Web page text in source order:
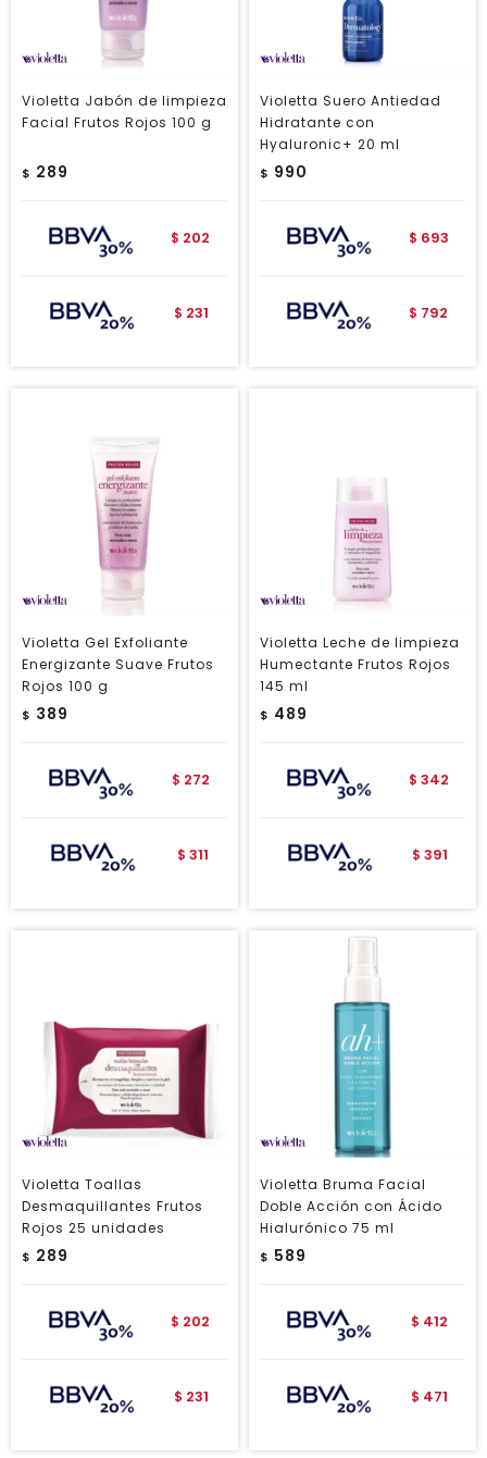
Violetta Jabón de limpieza
Facial Frutos Rojos 100 g
$ 289
$ 202
$ 231
Violetta Suero Antiedad
Hidratante con
Hyaluronic+ 20 ml
$ 990
$ 693
$ 792
Violetta Gel Exfoliante
Energizante Suave Frutos
Rojos 100 g
$ 389
$ 272
$ 311
Violetta Leche de limpieza
Humectante Frutos Rojos
145 ml
$ 489
$ 342
$ 391
Violetta Toallas
Desmaquillantes Frutos
Rojos 25 unidades
$ 289
$ 202
$ 231
Violetta Bruma Facial
Doble Acción con Ácido
Hialurónico 75 ml
$ 589
$ 412
$ 471